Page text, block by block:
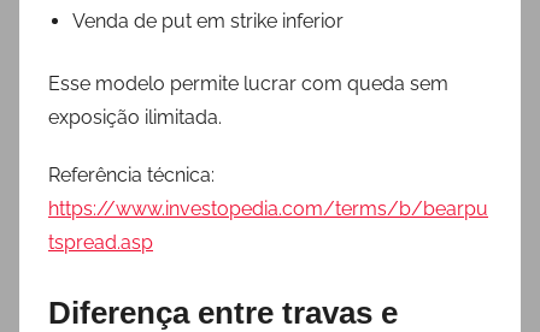
Venda de put em strike inferior
Esse modelo permite lucrar com queda sem
exposição ilimitada.
Referência técnica:
https://www.investopedia.com/terms/b/bearpu
tspread.asp
Diferença entre travas e